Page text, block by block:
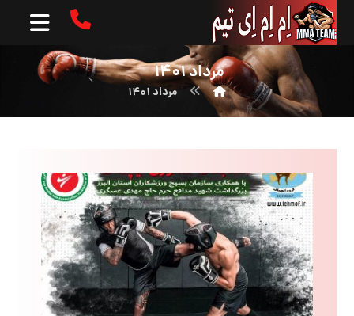
مرداد ۱۴۰۱
مرداد ۱۴۰۱